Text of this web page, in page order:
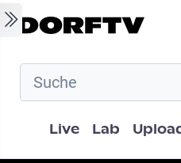
Skip to main content
Live Lab